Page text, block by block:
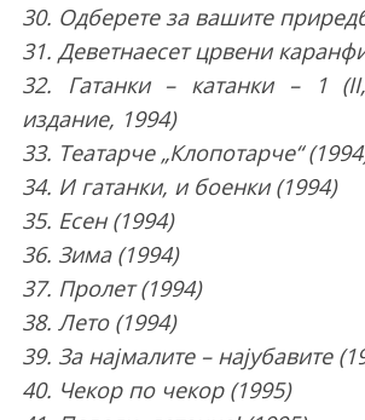
30. Одберете за вашите
31. Деветнаесет црвени
32. Гатанки – катанки – 1
издание, 1994)
33. Театарче „Клопотарче“
34. И гатанки, и боенки (1994)
35. Есен (1994)
36. Зима (1994)
37. Пролет (1994)
38. Лето (1994)
39. За најмалите – најубавите
40. Чекор по чекор (1995)